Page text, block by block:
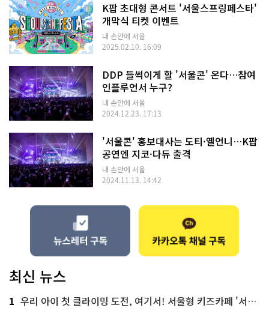
K팝 초대형 콘서트 '서울스프링페스타'
개막식 티켓 이벤트
내 손안에 서울
2025.02.10. 16:09
DDP 들썩이게 할 '서울콘' 온다…참여
인플루언서 누구?
내 손안에 서울
2024.12.23. 17:13
'서울콘' 홍보대사는 도티·옐언니…K팝
공연엔 지코·다듀 출격
내 손안에 서울
2024.11.13. 14:42
최신 뉴스
1 우리 아이 첫 클라이밍 도전, 여기서! 서울형 키즈카페 '서울가족플라자점'